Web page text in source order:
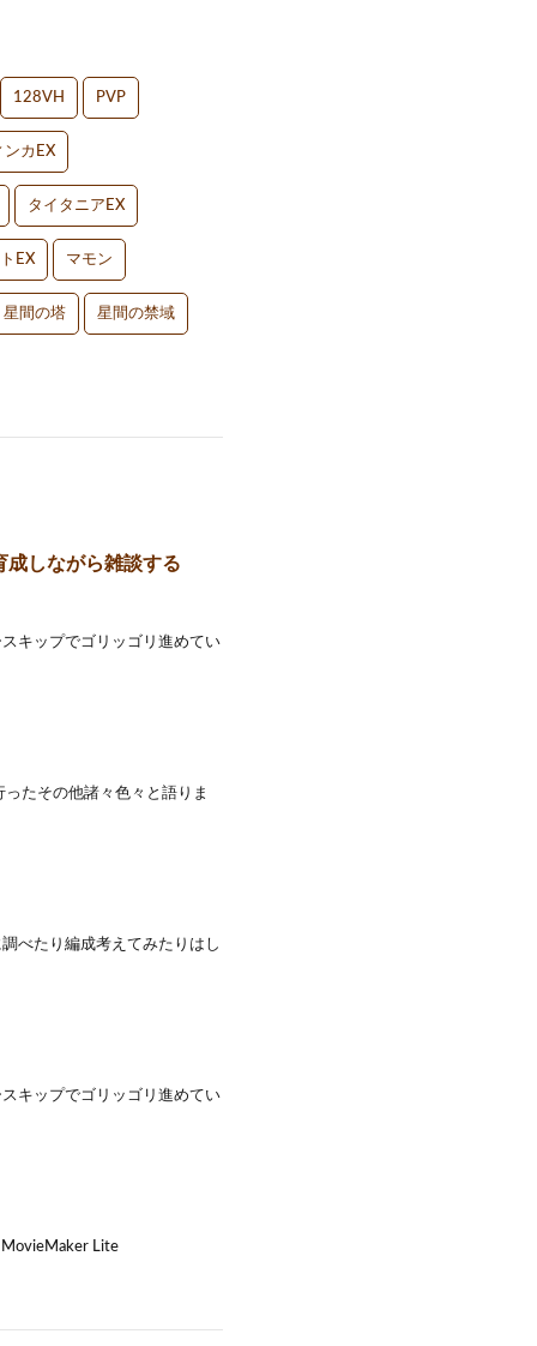
128VH PVP
ンカEX
タイタニアEX
EX マモン
星間の塔 星間の禁域
しながら雑談する
キップでゴリッゴリ進めてい
たその他諸々色々と語りま
べたり編成考えてみたりはし
キップでゴリッゴリ進めてい
Lite